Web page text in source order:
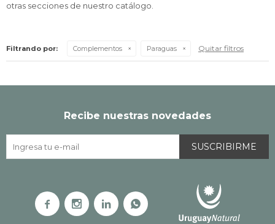
otras secciones de nuestro catálogo.
Filtrando por: Complementos Paraguas Quitar filtros
Recibe nuestras novedades
SUSCRIBIRME
   